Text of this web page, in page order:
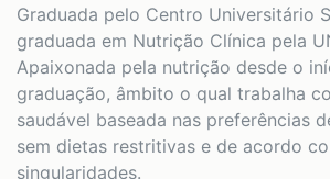
Graduada pelo Centro Universitário
graduada em Nutrição Clínica pela
Apaixonada pela nutrição desde o
graduação, âmbito o qual trabalha
saudável baseada nas preferências
sem dietas restritivas e de acordo
singularidades.